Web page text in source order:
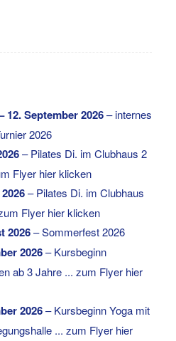
12. September 2026–internes
2026
–Pilates Di. im Clubhaus 2
Flyer hier klicken
–Pilates Di. im Clubhaus
Flyer hier klicken
2026–Sommerfest 2026
2026–Kursbeginn
ab 3 Jahre ... zum Flyer hier
2026–Kursbeginn Yoga mit
... zum Flyer hier